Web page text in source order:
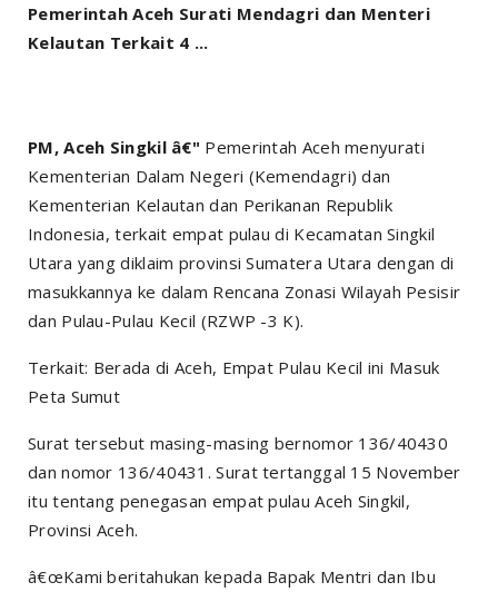
Pemerintah Aceh Surati Mendagri dan Menteri
Kelautan Terkait 4 ...
PM, Aceh Singkil â€" Pemerintah Aceh menyurati
Kementerian Dalam Negeri (Kemendagri) dan
Kementerian Kelautan dan Perikanan Republik
Indonesia, terkait empat pulau di Kecamatan Singkil
Utara yang diklaim provinsi Sumatera Utara dengan di
masukkannya ke dalam Rencana Zonasi Wilayah Pesisir
dan Pulau-Pulau Kecil (RZWP -3 K).
Terkait: Berada di Aceh, Empat Pulau Kecil ini Masuk
Peta Sumut
Surat tersebut masing-masing bernomor 136/40430
dan nomor 136/40431. Surat tertanggal 15 November
itu tentang penegasan empat pulau Aceh Singkil,
Provinsi Aceh.
â€œKami beritahukan kepada Bapak Mentri dan Ibu